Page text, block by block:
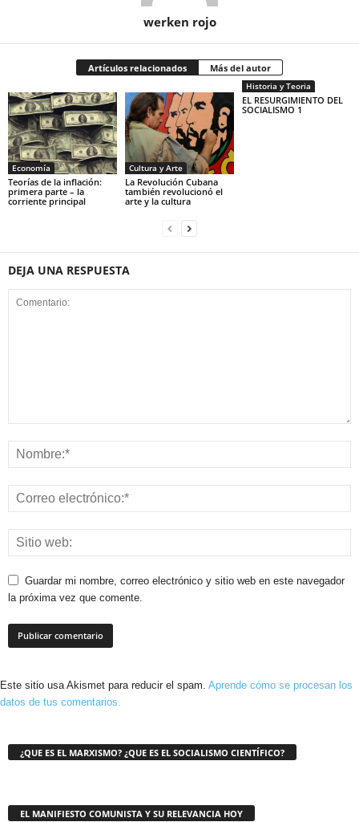
werken rojo
Artículos relacionados Más del autor
Economía
Teorías de la inflación:
primera parte – la
corriente principal
Cultura y Arte
La Revolución Cubana
también revolucionó el
arte y la cultura
Historia y Teoria
EL RESURGIMIENTO DEL
SOCIALISMO 1
DEJA UNA RESPUESTA
Guardar mi nombre, correo electrónico y sitio web en este navegador
la próxima vez que comente.
Este sitio usa Akismet para reducir el spam. Aprende cómo se procesan los
datos de tus comentarios.
¿QUE ES EL MARXISMO? ¿QUE ES EL SOCIALISMO CIENTÍFICO?
EL MANIFIESTO COMUNISTA Y SU RELEVANCIA HOY